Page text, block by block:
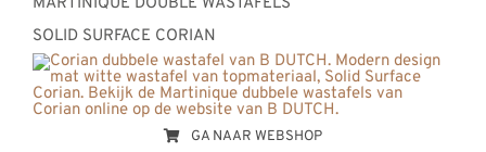
SOLID SURFACE CORIAN
GA NAAR WEBSHOP